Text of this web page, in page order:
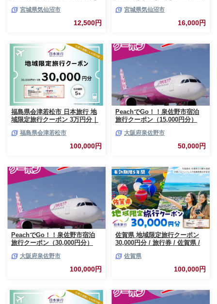
不揃い さけ サケ 鮭切身 シャケ
切り身 冷凍 家庭用 おかず 弁当
支援 サーモン 銀鮭切り身 魚 わ
宮城県気仙沼市
12,500円
牛肉 精肉 牛たん 牛タン塩 牛た
ん塩 冷凍 焼肉 BBQ アウトドア
バーベキュー 厚切り タン
宮城県気仙沼市
16,000円
福島県会津若松市 日本旅行 地
域限定旅行クーポン 3万円分｜
旅行 宿泊券 ホテル 観光 旅行
旅行券 交通費 体験 宿泊 夏休み
冬休み 家族旅行 ひとり旅 カッ
[0819]
福島県会津若松市
100,000円
PeachでGo！！泉佐野市宿泊
旅行クーポン（15,000円分）
050F082
大阪府泉佐野市
50,000円
PeachでGo！！泉佐野市宿泊
旅行クーポン（30,000円分）
100F019
大阪府泉佐野市
100,000円
佐賀県 地域限定旅行クーポン
30,000円分 / 旅行券 / 佐賀県 /
佐賀県
100,000円